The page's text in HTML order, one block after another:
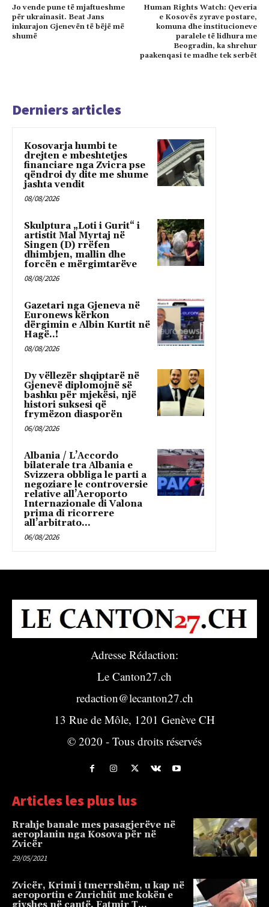
Jo vende pune të mjaftueshme
për ukrainasit. Beat Jans
inkurajon Gjenevën të bëjë më
shumë
Human Rights Watch: Qeveria
e Kosovës zyrave postare,
komuna dhe institucioneve
paralele të lidhura me
Beogradin, ka shrehur
paakenqasi te madhe tek serbët
Derniers articles
Kosovarja humbi te
drejten e mbeshtetjes
financiare nga Zvicra pse
qëndroi dy dite me shume
jashta vendit
08/08/2026
Skulptura „Loti i Gurit“ i
artistit Mal Myrtaj në
Singen (D) rrëfen
dhimbjen, mallin dhe
forcën e mërgimtarëve
08/08/2026
Gazetari nga Gjeneva në
Euronews kërkon
dërgimin e Albin Kurtit në
Hagë..!
08/08/2026
Dy vëllezër shqiptarë në
Gjenevë diplomojnë së
bashku për mjekësi, një
histori suksesi që
frymëzon diasporën
06/08/2026
Albania / L’Accordo
bilaterale tra Albania e
Svizzera obbliga le parti a
negoziare le controversie
relative all’Aeroporto
Internazionale di Valona
prima di ricorrere
all’arbitrato...
06/08/2026
Adresse Rédaction:
Le Canton27.ch
redaction@lecanton27.ch
13 Rue de Môle, 1201 Genève CH
© 2020 - Tous droits réservés
Articles les plus lus
Rrahje banale mes pasagjerëve në
aeroplanin nga Kosova për në
Zvicër
29/05/2021
Zvicër, Krimi i tmerrshëm, u kap në
aeroportin e Zurichüt me kokën e